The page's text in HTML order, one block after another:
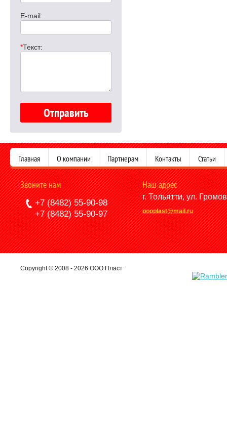
E-mail:
*Текст:
Главная О компании Партнерам Контакты Статьи
Звоните нам
+7 (8482) 55-90-98
+7 (8482) 55-90-97
Наш адрес
г. Тольятти, ул.
oooplast@mail.ru
Copyright © 2008 - 2026 ООО Пласт